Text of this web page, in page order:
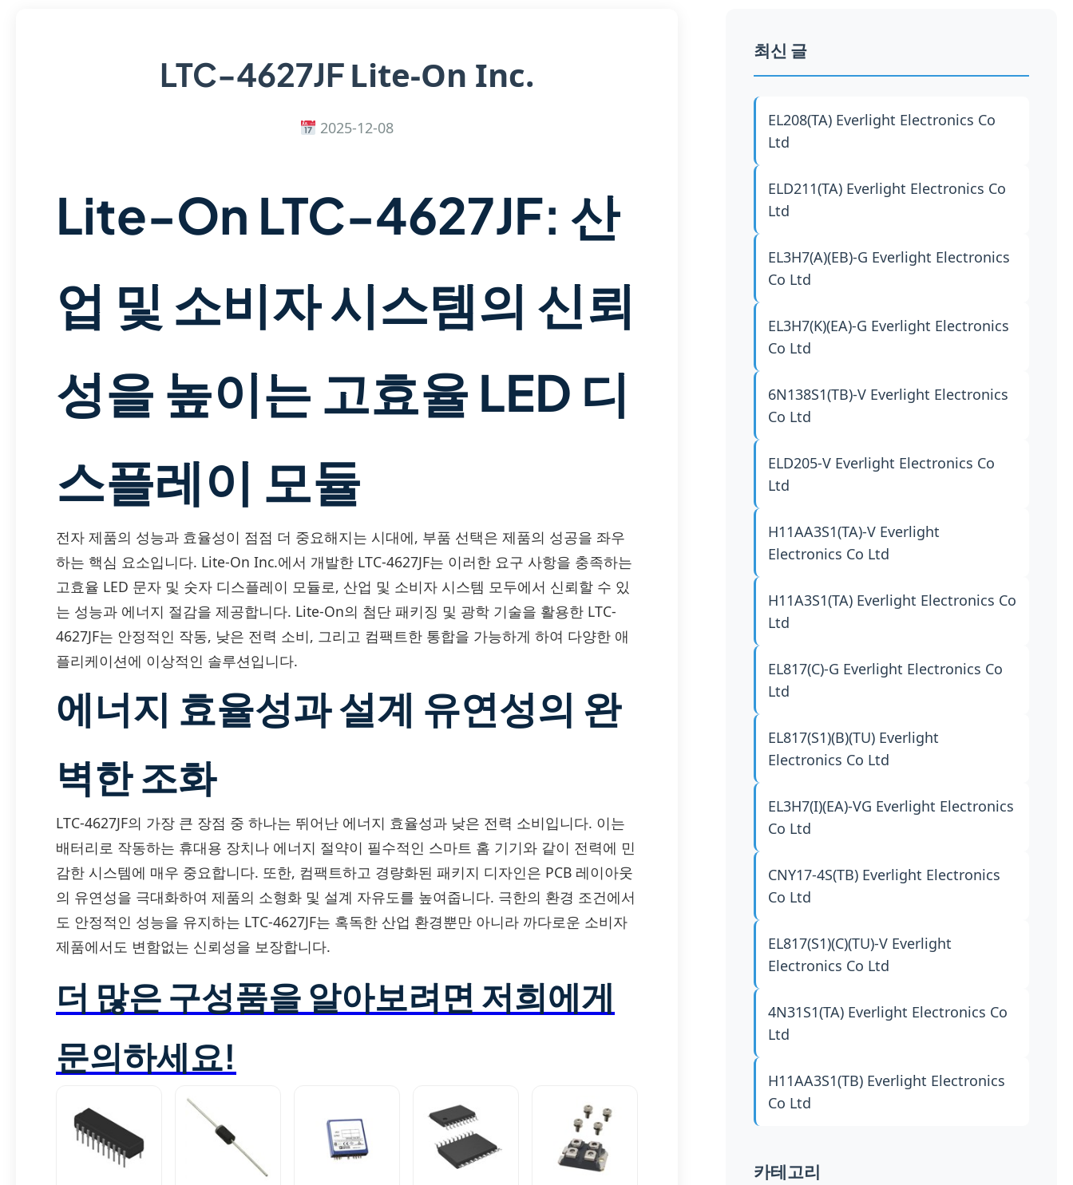
LTC-4627JFLite-On Inc.
2025-12-08
Lite-On LTC-4627JF: 산
업 및 소비자 시스템의 신뢰
성을 높이는 고효율 LED 디
스플레이 모듈
전자 제품의 성능과 효율성이 점점 더 중요해지는 시대에, 부품 선택은 제품의 성공을 좌우
하는 핵심 요소입니다. Lite-On Inc.에서 개발한 LTC-4627JF는 이러한 요구 사항을 충족하는
고효율 LED 문자 및 숫자 디스플레이 모듈로, 산업 및 소비자 시스템 모두에서 신뢰할 수 있
는 성능과 에너지 절감을 제공합니다. Lite-On의 첨단 패키징 및 광학 기술을 활용한 LTC-
4627JF는 안정적인 작동, 낮은 전력 소비, 그리고 컴팩트한 통합을 가능하게 하여 다양한 애
플리케이션에 이상적인 솔루션입니다.
에너지 효율성과 설계 유연성의 완
벽한 조화
LTC-4627JF의 가장 큰 장점 중 하나는 뛰어난 에너지 효율성과 낮은 전력 소비입니다. 이는
배터리로 작동하는 휴대용 장치나 에너지 절약이 필수적인 스마트 홈 기기와 같이 전력에 민
감한 시스템에 매우 중요합니다. 또한, 컴팩트하고 경량화된 패키지 디자인은 PCB 레이아웃
의 유연성을 극대화하여 제품의 소형화 및 설계 자유도를 높여줍니다. 극한의 환경 조건에서
도 안정적인 성능을 유지하는 LTC-4627JF는 혹독한 산업 환경뿐만 아니라 까다로운 소비자
제품에서도 변함없는 신뢰성을 보장합니다.
더 많은 구성품을 알아보려면 저희에게
문의하세요!
최신 글
EL208(TA) Everlight Electronics Co
Ltd
ELD211(TA) Everlight Electronics Co
Ltd
EL3H7(A)(EB)-G Everlight Electronics
Co Ltd
EL3H7(K)(EA)-G Everlight Electronics
Co Ltd
6N138S1(TB)-V Everlight Electronics
Co Ltd
ELD205-V Everlight Electronics Co
Ltd
H11AA3S1(TA)-V Everlight
Electronics Co Ltd
H11A3S1(TA) Everlight Electronics Co
Ltd
EL817(C)-G Everlight Electronics Co
Ltd
EL817(S1)(B)(TU) Everlight
Electronics Co Ltd
EL3H7(I)(EA)-VG Everlight Electronics
Co Ltd
CNY17-4S(TB) Everlight Electronics
Co Ltd
EL817(S1)(C)(TU)-V Everlight
Electronics Co Ltd
4N31S1(TA) Everlight Electronics Co
Ltd
H11AA3S1(TB) Everlight Electronics
Co Ltd
카테고리